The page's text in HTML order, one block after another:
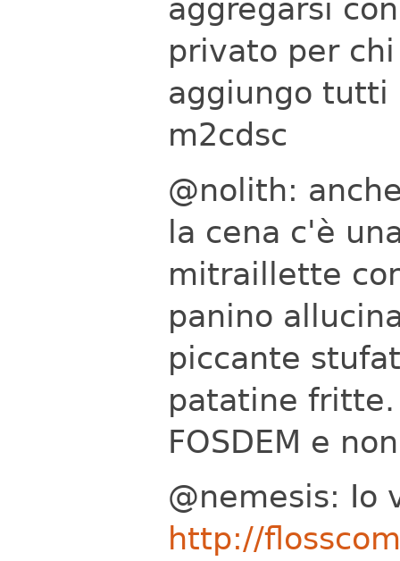
aggregarsi
privato per
aggiungo tutti
m2cdsc
@nolith:
la cena c'è
mitraillette
panino
piccante
patatine fritte.
FOSDEM e
@nemesis: Io
http://